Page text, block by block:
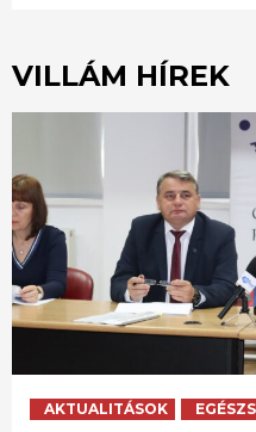
VILLÁM HÍREK
AKTUALITÁSOK